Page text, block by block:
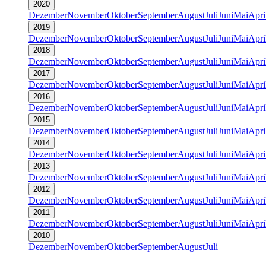
2020
DezemberNovemberOktoberSeptemberAugustJuliJuniMai
2019
DezemberNovemberOktoberSeptemberAugustJuliJuniMai
2018
DezemberNovemberOktoberSeptemberAugustJuliJuniMai
2017
DezemberNovemberOktoberSeptemberAugustJuliJuniMai
2016
DezemberNovemberOktoberSeptemberAugustJuliJuniMai
2015
DezemberNovemberOktoberSeptemberAugustJuliJuniMai
2014
DezemberNovemberOktoberSeptemberAugustJuliJuniMai
2013
DezemberNovemberOktoberSeptemberAugustJuliJuniMai
2012
DezemberNovemberOktoberSeptemberAugustJuliJuniMai
2011
DezemberNovemberOktoberSeptemberAugustJuliJuniMai
2010
DezemberNovemberOktoberSeptemberAugustJuli